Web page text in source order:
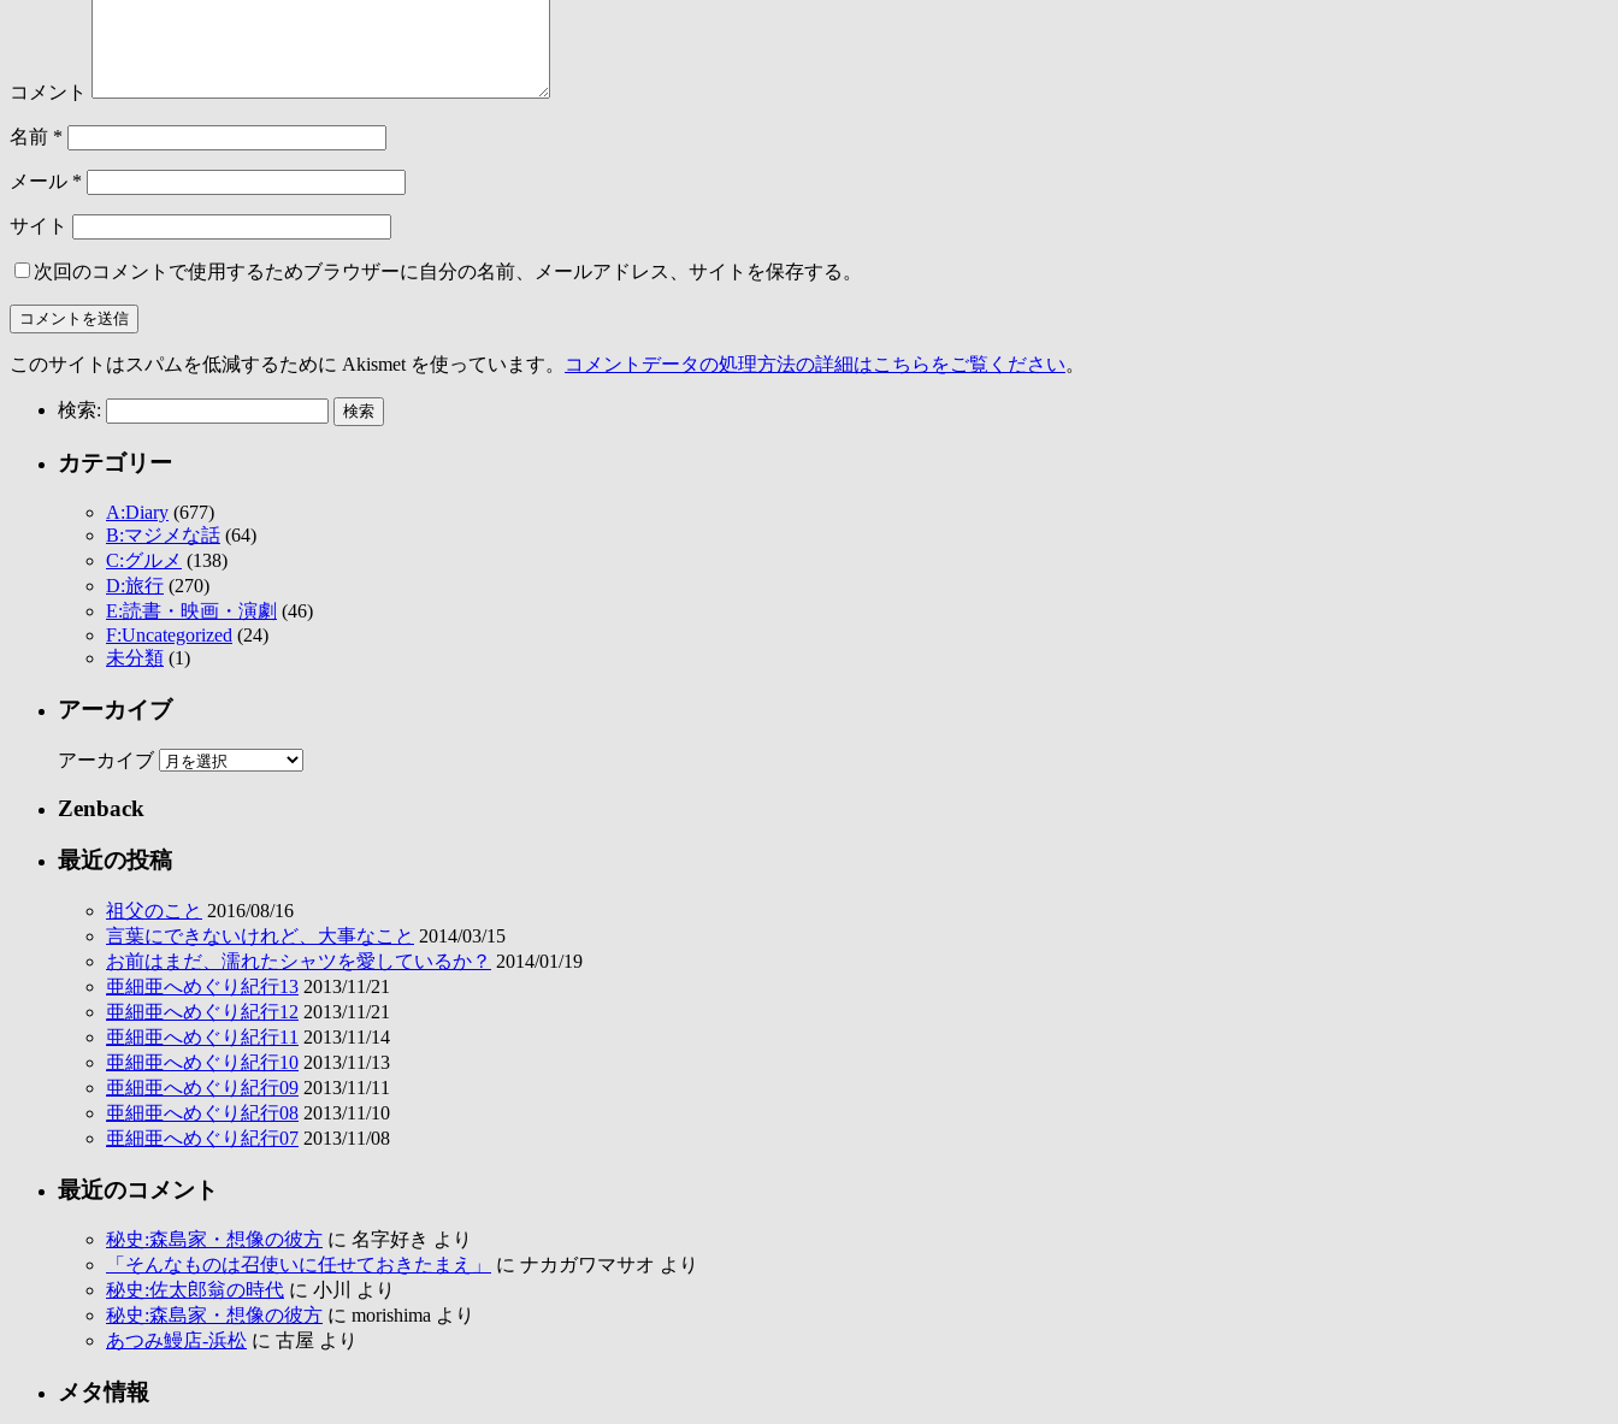
コメント
名前 *
メール *
サイト
次回のコメントで使用するためブラウザーに自分の名前、メールアドレス、サイトを保存する。
このサイトはスパムを低減するために Akismet を使っています。 コメントデータの処理方法の詳細はこちらをご覧ください。
検索:
カテゴリー
A:Diary (677)
B:マジメな話 (64)
C:グルメ (138)
D:旅行 (270)
E:読書・映画・演劇 (46)
F:Uncategorized (24)
未分類 (1)
アーカイブ
アーカイブ
Zenback
最近の投稿
祖父のこと 2016/08/16
言葉にできないけれど、大事なこと 2014/03/15
お前はまだ、濡れたシャツを愛しているか？ 2014/01/19
亜細亜へめぐり紀行13 2013/11/21
亜細亜へめぐり紀行12 2013/11/21
亜細亜へめぐり紀行11 2013/11/14
亜細亜へめぐり紀行10 2013/11/13
亜細亜へめぐり紀行09 2013/11/11
亜細亜へめぐり紀行08 2013/11/10
亜細亜へめぐり紀行07 2013/11/08
最近のコメント
秘史:森島家・想像の彼方 に 名字好き より
「そんなものは召使いに任せておきたまえ」
に ナカガワマサオ より
秘史:佐太郎翁の時代 に 小川
より
秘史:森島家・想像の彼方 に morishima より
あつみ鰻店-浜松 に 古屋 より
メタ情報